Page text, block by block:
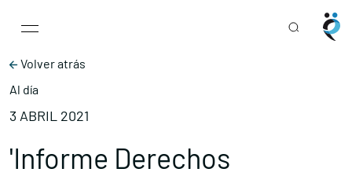
Main Navigation
Volver atrás
Al día
3 ABRIL 2021
'Informe Derechos